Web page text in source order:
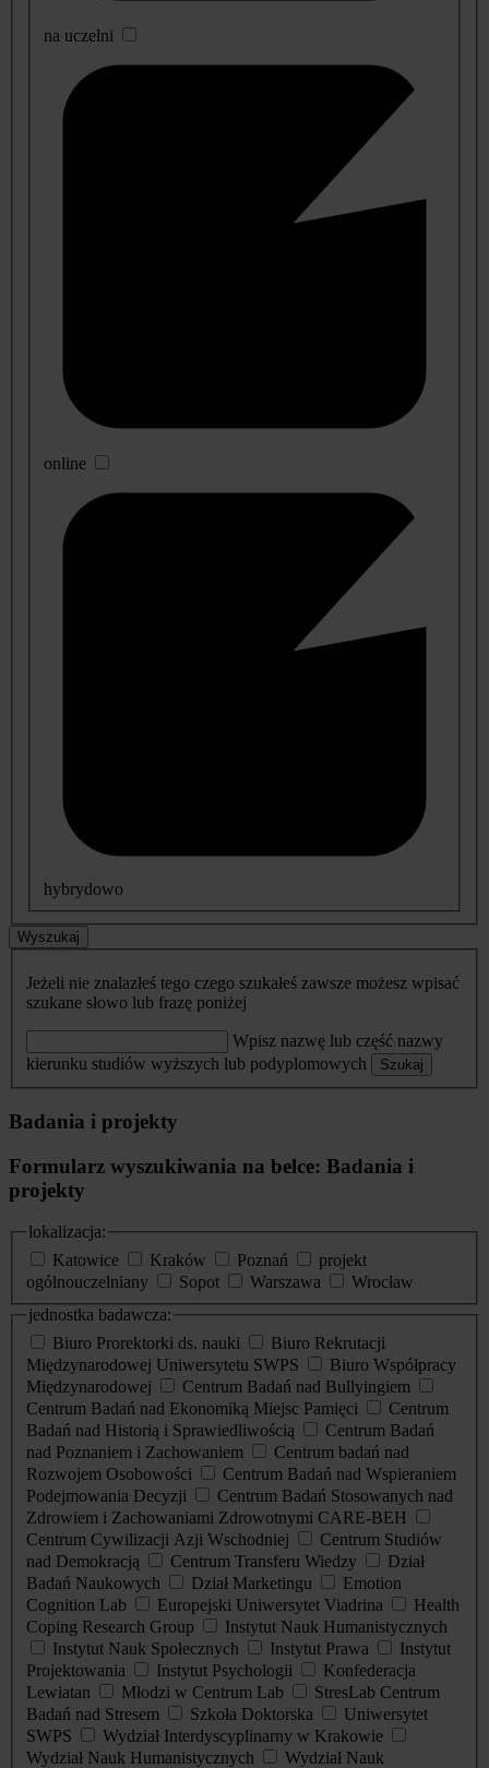
na uczelni
online
hybrydowo
Wyszukaj
Jeżeli nie znalazłeś tego czego szukałeś zawsze możesz wpisać
szukane słowo lub frazę poniżej
Wpisz nazwę lub część nazwy
kierunku studiów wyższych lub podyplomowych
Szukaj
Badania i projekty
Formularz wyszukiwania na belce: Badania i
projekty
lokalizacja:
Katowice
Kraków Poznań
projekt
ogólnouczelniany
Sopot Warszawa
Wrocław
jednostka badawcza:
Biuro Prorektorki ds. nauki
Biuro Rekrutacji
Międzynarodowej Uniwersytetu SWPS
Biuro Współpracy
Międzynarodowej
Centrum Badań nad Bullyingiem
Centrum Badań nad Ekonomiką Miejsc Pamięci
Centrum
Badań nad Historią i Sprawiedliwością
Centrum Badań
nad Poznaniem i Zachowaniem
Centrum badań nad
Rozwojem Osobowości
Centrum Badań nad Wspieraniem
Podejmowania Decyzji
Centrum Badań Stosowanych nad
Zdrowiem i Zachowaniami Zdrowotnymi CARE-BEH
Centrum Cywilizacji Azji Wschodniej
Centrum Studiów
nad Demokracją
Centrum Transferu Wiedzy
Dział
Badań Naukowych
Dział Marketingu
Emotion
Cognition Lab
Europejski Uniwersytet Viadrina
Health
Coping Research Group
Instytut Nauk Humanistycznych
Instytut Nauk Społecznych
Instytut Prawa
Instytut
Projektowania
Instytut Psychologii
Konfederacja
Lewiatan
Młodzi w Centrum Lab
StresLab Centrum
Badań nad Stresem
Szkoła Doktorska
Uniwersytet
SWPS
Wydział Interdyscyplinarny w Krakowie
Wydział Nauk Humanistycznych
Wydział Nauk